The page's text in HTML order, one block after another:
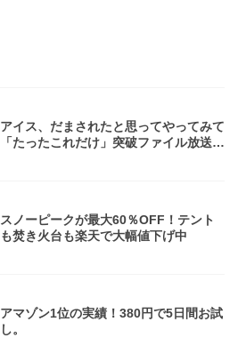
アイス、だまされたと思ってやってみて
「たったこれだけ」突破ファイル放送で
スノーピークが最大60％OFF！テント
も焚き火台も楽天で大幅値下げ中
アマゾン1位の実績！380円で5日間お試
し。